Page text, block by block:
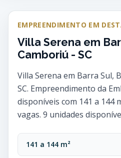
EMPREENDIMENTO EM
Villa Serena em
Camboriú - SC
Villa Serena em Barra Sul,
SC. Empreendimento da
disponíveis com 141 a 144
vagas. 9 unidades
141 a 144 m²